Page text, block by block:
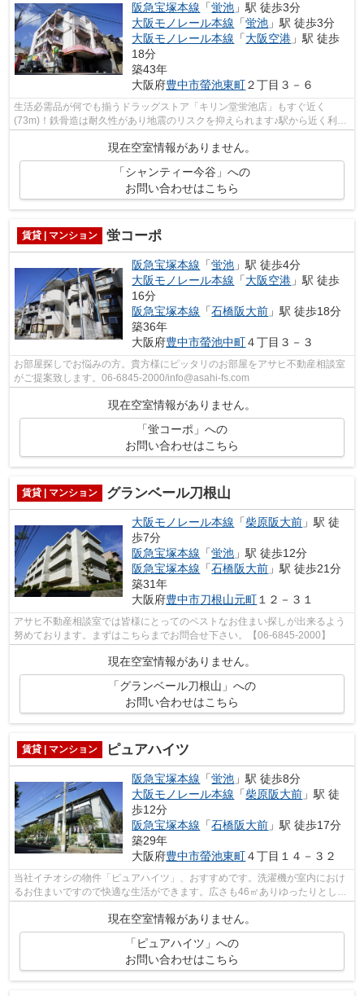
阪急宝塚本線 「蛍池 」駅 徒歩3分
大阪モノレール本線 「蛍池 」駅 徒歩3分
大阪モノレール本線 「大阪空港 」駅 徒歩
18分
築43年
大阪府豊中市螢池東町２丁目３－６
生活必需品が何でも揃うドラッグストア「キリン堂蛍池店」もすぐ近く
(73m)！鉄骨造は耐久性があり地震のリスクを抑えられます♪駅から近く利便
現在空室情報がありません。
「シャンティー今谷」への
お問い合わせはこちら
賃貸 | マンション 蛍コーポ
阪急宝塚本線 「蛍池 」駅 徒歩4分
大阪モノレール本線 「大阪空港 」駅 徒歩
16分
阪急宝塚本線 「石橋阪大前 」駅 徒歩18分
築36年
大阪府豊中市螢池中町４丁目３－３
お部屋探しでお悩みの方。貴方様にピッタリのお部屋をアサヒ不動産相談室
がご提案致します。06-6845-2000/info@asahi-fs.com
現在空室情報がありません。
「蛍コーポ」への
お問い合わせはこちら
賃貸 | マンション グランベール刀根山
大阪モノレール本線 「柴原阪大前 」駅 徒
歩7分
阪急宝塚本線 「蛍池 」駅 徒歩12分
阪急宝塚本線 「石橋阪大前 」駅 徒歩21分
築31年
大阪府豊中市刀根山元町 １２－３１
アサヒ不動産相談室では皆様にとってのベストなお住まい探しが出来るよう
努めております。まずはこちらまでお問合せ下さい。【06-6845-2000】
現在空室情報がありません。
「グランベール刀根山」への
お問い合わせはこちら
賃貸 | マンション ピュアハイツ
阪急宝塚本線 「蛍池 」駅 徒歩8分
大阪モノレール本線 「柴原阪大前 」駅 徒
歩12分
阪急宝塚本線 「石橋阪大前 」駅 徒歩17分
築29年
大阪府豊中市螢池東町４丁目１４－３２
当社イチオシの物件「ピュアハイツ」、おすすめです。洗濯機が室内におけ
るお住まいですので快適な生活ができます。広さも46㎡ありゆったりとした
現在空室情報がありません。
「ピュアハイツ」への
お問い合わせはこちら